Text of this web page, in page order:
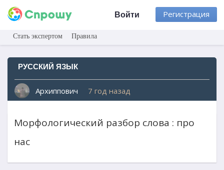
Регистрация
Войти
Стать экспертом Правила
РУССКИЙ ЯЗЫК
Архиппович 7 год назад
Морфологический разбор слова : про
нас